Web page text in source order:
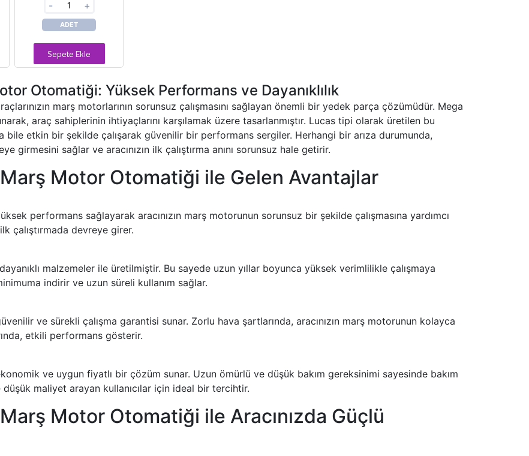
- +
ADET
Sepete Ekle
Otomatiği: Yüksek Performans ve Dayanıklılık
marş motorlarının sorunsuz çalışmasını sağlayan önemli bir yedek parça çözümüdür. Mega
araç sahiplerinin ihtiyaçlarını karşılamak üzere tasarlanmıştır. Lucas tipi olarak üretilen bu
etkin bir şekilde çalışarak güvenilir bir performans sergiler. Herhangi bir arıza durumunda,
girmesini sağlar ve aracınızın ilk çalıştırma anını sorunsuz hale getirir.
Motor Otomatiği ile Gelen Avantajlar
performans sağlayarak aracınızın marş motorunun sorunsuz bir şekilde çalışmasına yardımcı
çalıştırmada devreye girer.
malzemeler ile üretilmiştir. Bu sayede uzun yıllar boyunca yüksek verimlilikle çalışmaya
indirir ve uzun süreli kullanım sağlar.
ve sürekli çalışma garantisi sunar. Zorlu hava şartlarında, aracınızın marş motorunun kolayca
etkili performans gösterir.
ve uygun fiyatlı bir çözüm sunar. Uzun ömürlü ve düşük bakım gereksinimi sayesinde bakım
düşük maliyet arayan kullanıcılar için ideal bir tercihtir.
Motor Otomatiği ile Aracınızda Güçlü